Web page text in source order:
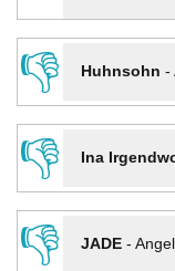
👎
Huhnsohn -
👎
Ina
👎
JADE-